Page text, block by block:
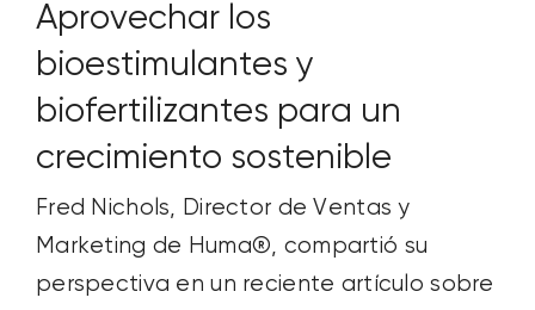
Aprovechar los
bioestimulantes y
biofertilizantes para un
crecimiento sostenible
Fred Nichols, Director de Ventas y
Marketing de Huma®, compartió su
perspectiva en un reciente artículo sobre